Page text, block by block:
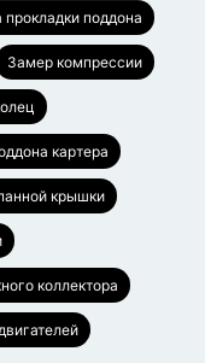
поддона
Замер компрессии
картера
крышки
коллектора